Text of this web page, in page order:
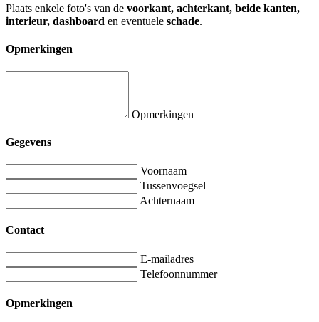
Plaats enkele foto's van de voorkant, achterkant, beide kanten,
interieur, dashboard en eventuele schade.
Opmerkingen
Opmerkingen
Gegevens
Voornaam
Tussenvoegsel
Achternaam
Contact
E-mailadres
Telefoonnummer
Opmerkingen